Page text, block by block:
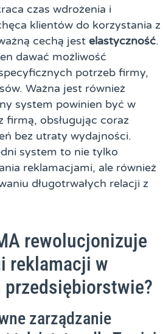
czas wdrożenia i
klientów do korzystania z
cechą jest elastyczność.
dawać możliwość
potrzeb firmy,
Ważna jest również
system powinien być w
firmą, obsługując coraz
bez utraty wydajności.
system to nie tylko
reklamacjami, ale również
długotrwałych relacji z
rewolucjonizuje
reklamacji w
przedsiębiorstwie?
zarządzanie